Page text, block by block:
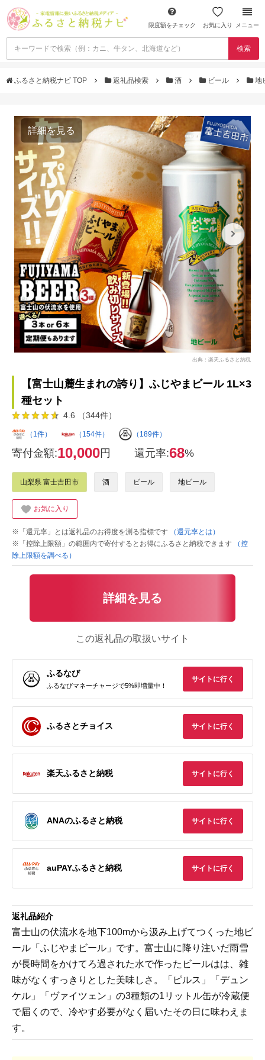
限度額をチェック お気に入り メニュー
検索
ふるさと納税ナビ TOP 返礼品検索 酒 ビール 地
詳細を見る
出典：楽天ふるさと納税
【富士山麓生まれの誇り】ふじやまビール 1L×3
種セット
4.6 （344件）
（1件） （154件） （189件）
寄付金額:10,000円 還元率:68%
山梨県 富士吉田市 酒 ビール 地ビール
お気に入り
※「還元率」とは返礼品のお得度を測る指標です
（還元率とは）
※「控除上限額」の範囲内で寄付するとお得にふるさと納税できます
（控
除上限額を調べる）
詳細を見る
この返礼品の取扱いサイト
ふるなび
ふるなびマネーチャージで5%即増量中！
サイトに行く
ふるさとチョイス サイトに行く
楽天ふるさと納税 サイトに行く
ANAのふるさと納税 サイトに行く
auPAYふるさと納税 サイトに行く
返礼品紹介
富士山の伏流水を地下100mから汲み上げてつくった地ビ
ール「ふじやまビール」です。富士山に降り注いだ雨雪
が長時間をかけてろ過された水で作ったビールはは、雑
味がなくすっきりとした美味しさ。「ピルス」「デュン
ケル」「ヴァイツェン」の3種類の1リットル缶が冷蔵便
で届くので、冷やす必要がなく届いたその日に味わえま
す。